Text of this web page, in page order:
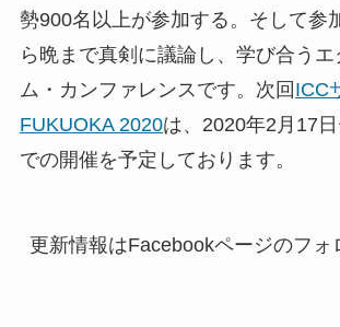
勢900名以上が参加する。そして参
ら晩まで真剣に議論し、学び合う
ム・カンファレンスです。 次回 ICC
FUKUOKA 2020は、2020年2月17
での開催を予定しております。
更新情報はFacebookページのフ